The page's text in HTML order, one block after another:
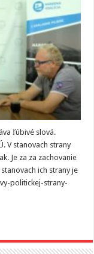
ľúbivé slová.
V stanovach strany
Je za za zachovanie
ich strany je
politickej-strany-